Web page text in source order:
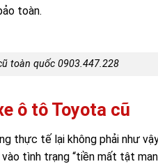
toàn.
toàn quốc 0903.447.228
ô tô Toyota cũ
thực tế lại không phải như
tình trạng “tiền mất tật